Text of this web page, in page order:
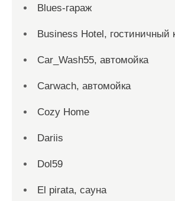
Blues-гараж
Business Hotel, гостиничный
Car_Wash55, автомойка
Carwach, автомойка
Cozy Home
Dariis
Dol59
El pirata, сауна